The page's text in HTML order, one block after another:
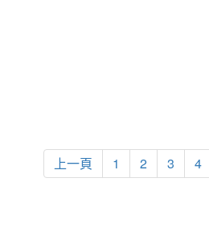
上一頁 1 2 3 4